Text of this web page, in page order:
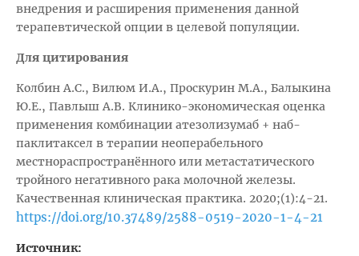
внедрения и расширения применения данной
терапевтической опции в целевой популяции.
Для цитирования
Колбин А.С., Вилюм И.А., Проскурин М.А., Балыкина
Ю.Е., Павлыш А.В. Клинико-экономическая оценка
применения комбинации атезолизумаб + наб-
паклитаксел в терапии неоперабельного
местнораспространённого или метастатического
тройного негативного рака молочной железы.
Качественная клиническая практика. 2020;(1):4-21.
https://doi.org/10.37489/2588-0519-2020-1-4-21
Источник: